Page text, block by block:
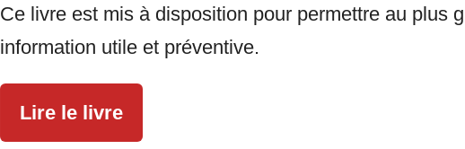
Ce livre est mis à disposition pour permettre au plus
information utile et préventive.
Lire le livre